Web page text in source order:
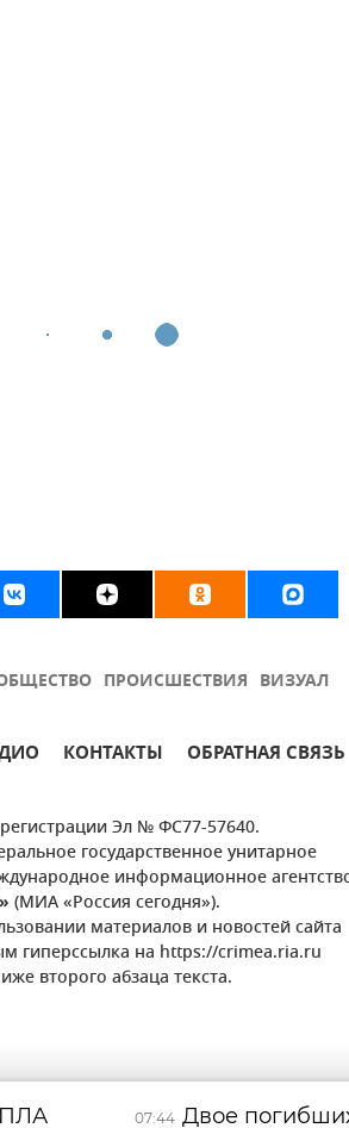
ПРОИСШЕСТВИЯ ВИЗУАЛ
КОНТАКТЫ ОБРАТНАЯ СВЯЗЬ
Эл № ФС77-57640.
государственное унитарное
информационное
(МИА «Россия сегодня»).
материалов и новостей сайта
гиперссылка на https://crimea.ria.ru
второго абзаца текста.
07:44 Двое